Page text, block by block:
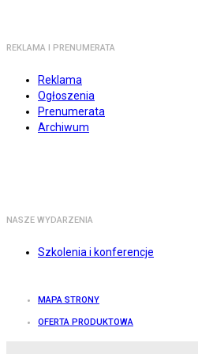
REKLAMA I PRENUMERATA
Reklama
Ogłoszenia
Prenumerata
Archiwum
NASZE WYDARZENIA
Szkolenia i konferencje
MAPA STRONY
OFERTA PRODUKTOWA